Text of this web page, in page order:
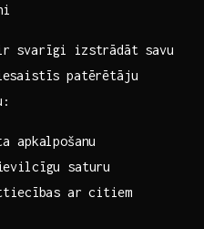
ir svarīgi ‍izstrādāt savu
patērētāju
saturu
ar citiem